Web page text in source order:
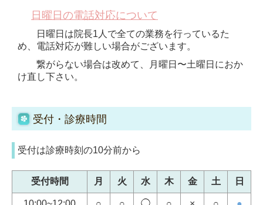
日曜日の電話対応について
日曜日は院長1人で全ての業務を行っているた
め、電話対応が難しい場合がございます。
繋がらない場合は改めて、月曜日〜土曜日におか
け直し下さい。
受付・診療時間
受付は診療時刻の10分前から
受付時間 月 火 水 木 金 土 日